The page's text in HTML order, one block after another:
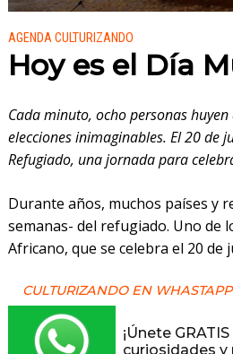
Publicado en:
AGENDA CULTURIZANDO
Hoy es el Día
Cada minuto, ocho personas
elecciones inimaginables. El 20 de
Refugiado, una jornada para
Durante años, muchos países y
semanas- del refugiado. Uno de
Africano, que se celebra el 20 de
CULTURIZANDO EN WHASTAPP
¡Únete
curiosidades y